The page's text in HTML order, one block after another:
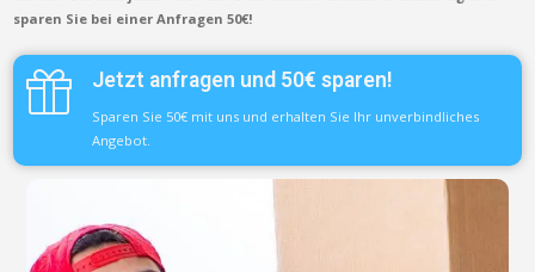
sparen Sie bei einer Anfragen 50€!
Jetzt anfragen und 50€ sparen!
Sparen Sie 50€ mit uns und erhalten Sie Ihr unverbindliches
Angebot.